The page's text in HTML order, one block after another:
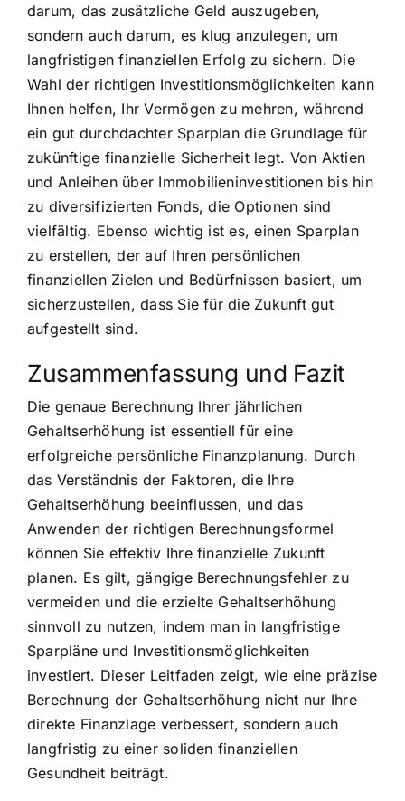
darum, das zusätzliche Geld auszugeben,
sondern auch darum, es klug anzulegen, um
langfristigen finanziellen Erfolg zu sichern. Die
Wahl der richtigen Investitionsmöglichkeiten kann
Ihnen helfen, Ihr Vermögen zu mehren, während
ein gut durchdachter Sparplan die Grundlage für
zukünftige finanzielle Sicherheit legt. Von Aktien
und Anleihen über Immobilieninvestitionen bis hin
zu diversifizierten Fonds, die Optionen sind
vielfältig. Ebenso wichtig ist es, einen Sparplan
zu erstellen, der auf Ihren persönlichen
finanziellen Zielen und Bedürfnissen basiert, um
sicherzustellen, dass Sie für die Zukunft gut
aufgestellt sind.
Zusammenfassung und Fazit
Die genaue Berechnung Ihrer jährlichen
Gehaltserhöhung ist essentiell für eine
erfolgreiche persönliche Finanzplanung. Durch
das Verständnis der Faktoren, die Ihre
Gehaltserhöhung beeinflussen, und das
Anwenden der richtigen Berechnungsformel
können Sie effektiv Ihre finanzielle Zukunft
planen. Es gilt, gängige Berechnungsfehler zu
vermeiden und die erzielte Gehaltserhöhung
sinnvoll zu nutzen, indem man in langfristige
Sparpläne und Investitionsmöglichkeiten
investiert. Dieser Leitfaden zeigt, wie eine präzise
Berechnung der Gehaltserhöhung nicht nur Ihre
direkte Finanzlage verbessert, sondern auch
langfristig zu einer soliden finanziellen
Gesundheit beiträgt.